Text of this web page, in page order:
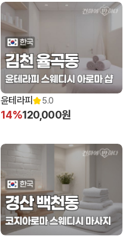
윤테라피 5.0
14%120,000원